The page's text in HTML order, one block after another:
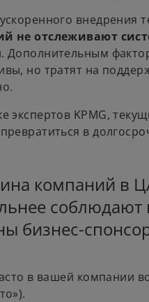
внедрения
не отслеживают
Дополнительным
но тратят на
экспертов KPMG,
в
компаний в
соблюдают
бизнес-
в вашей компании